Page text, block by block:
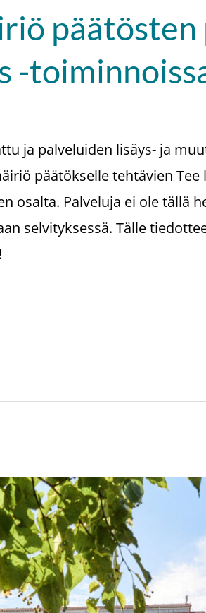
päätösten
-
ja palveluiden lisäys- ja
päätökselle tehtävien Tee
osalta. Palveluja ei ole tällä
selvityksessä. Tälle